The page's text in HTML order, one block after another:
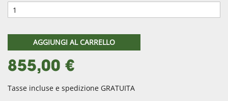
AGGIUNGI AL CARRELLO
855,00 €
Tasse incluse e spedizione GRATUITA